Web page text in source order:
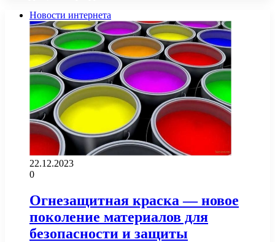
Новости интернета
22.12.2023
0
Огнезащитная краска — новое
поколение материалов для
безопасности и защиты